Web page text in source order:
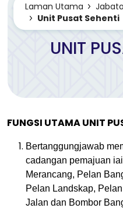
Laman Utama
Unit Pusat Sehenti
UNIT
FUNGSI UTAMA UNIT
Bertanggungjawab
cadangan pemajuan
Merancang, Pelan
Pelan Landskap,
Jalan dan Bombor